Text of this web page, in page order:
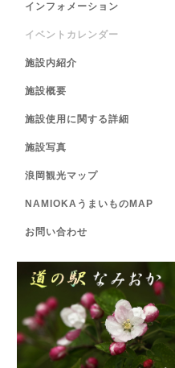
インフォメーション
イベントカレンダー
施設内紹介
施設概要
施設使用に関する詳細
施設写真
浪岡観光マップ
NAMIOKAうまいものMAP
お問い合わせ